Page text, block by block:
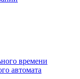
времени
автомата